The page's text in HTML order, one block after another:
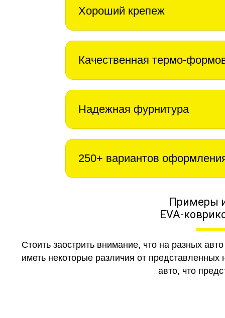
Хороший крепеж
Качественная термо-
Надежная фурнитура
250+ вариантов
Примеры
EVA-
Стоить заострить внимание, что на разных
иметь некоторые различия от
авто, что